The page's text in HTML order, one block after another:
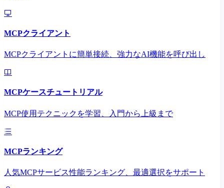
MCPクライアント
MCPクライアントに簡単接続、強力なAI機能を呼び出し
MCPケースチュートリアル
MCP使用テクニックを学習、入門から上級まで
MCPランキング
人気MCPサービス性能ランキング、最適選択をサポート